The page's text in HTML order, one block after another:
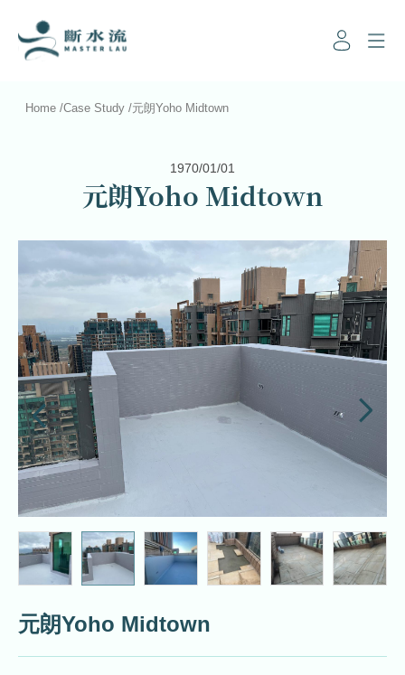
Home /Case Study /元朗Yoho Midtown
1970/01/01
元朗Yoho Midtown
元朗Yoho Midtown